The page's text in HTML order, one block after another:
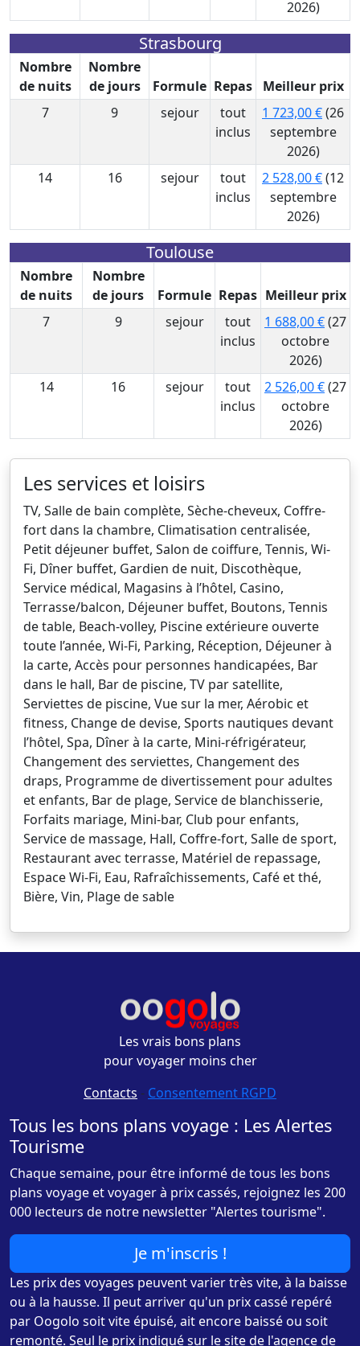
2026)
Strasbourg
Nombre
de nuits
Nombre
de jours
Formule Repas
Meilleur prix
7
9 sejour
tout
inclus
1 723,00 €(26
septembre
2026)
14
16 sejour
tout
inclus
2 528,00 €(12
septembre
2026)
Toulouse
Nombre
de nuits
Nombre
de jours
Formule Repas Meilleur prix
7
9 sejour
tout
inclus
1 688,00 €(27
octobre
2026)
14
16 sejour
tout
inclus
2 526,00 €(27
octobre
2026)
Les services et loisirs
TV, Salle de bain complète, Sèche-cheveux, Coffre-
fort dans la chambre, Climatisation centralisée,
Petit déjeuner buffet, Salon de coiffure, Tennis, Wi-
Fi, Dîner buffet, Gardien de nuit, Discothèque,
Service médical, Magasins à l’hôtel, Casino,
Terrasse/balcon, Déjeuner buffet, Boutons, Tennis
de table, Beach-volley, Piscine extérieure ouverte
toute l’année, Wi-Fi, Parking, Réception, Déjeuner à
la carte, Accès pour personnes handicapées, Bar
dans le hall, Bar de piscine, TV par satellite,
Serviettes de piscine, Vue sur la mer, Aérobic et
fitness, Change de devise, Sports nautiques devant
l’hôtel, Spa, Dîner à la carte, Mini-réfrigérateur,
Changement des serviettes, Changement des
draps, Programme de divertissement pour adultes
et enfants, Bar de plage, Service de blanchisserie,
Forfaits mariage, Mini-bar, Club pour enfants,
Service de massage, Hall, Coffre-fort, Salle de sport,
Restaurant avec terrasse, Matériel de repassage,
Espace Wi-Fi, Eau, Rafraîchissements, Café et thé,
Bière, Vin, Plage de sable
Les vrais bons plans
pour voyager moins cher
Contacts - Consentement RGPD
Tous les bons plans voyage : Les Alertes
Tourisme
Chaque semaine, pour être informé de tous les bons
plans voyage et voyager à prix cassés, rejoignez les 200
000 lecteurs de notre newsletter "Alertes tourisme".
Je m'inscris !
Les prix des voyages peuvent varier très vite, à la baisse
ou à la hausse. Il peut arriver qu'un prix cassé repéré
par Oogolo soit vite épuisé, ait encore baissé ou soit
remonté. Seul le prix indiqué sur le site de l'agence de